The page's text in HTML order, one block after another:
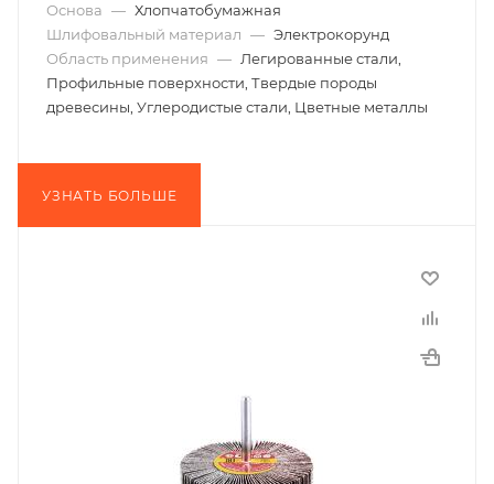
Основа — Хлопчатобумажная
Шлифовальный материал — Электрокорунд
Область применения — Легированные стали,
Профильные поверхности, Твердые породы
древесины, Углеродистые стали, Цветные металлы
УЗНАТЬ БОЛЬШЕ